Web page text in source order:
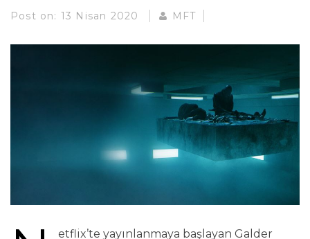
Post on: 13 Nisan 2020 MFT
etflix’te yayınlanmaya başlayan Galder